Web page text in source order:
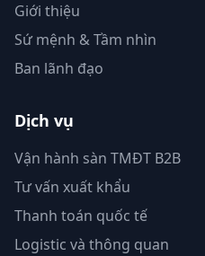
Giới thiệu
Sứ mệnh & Tầm nhìn
Ban lãnh đạo
Dịch vụ
Vận hành sàn TMĐT B2B
Tư vấn xuất khẩu
Thanh toán quốc tế
Logistic và thông quan